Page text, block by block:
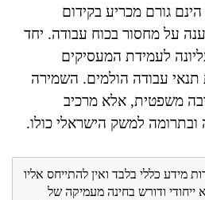
הינם גורם מכריע בקידום
על מחסור בכוח עבודה. יחד
לעמידת המעסיקים
עבודה הולמים. השמירה
משפטית, אלא מרכיב
למשק הישראלי כולו.
מידע כללי בלבד ואין להתייחס אליו
ודורש בחינה מעמיקה של